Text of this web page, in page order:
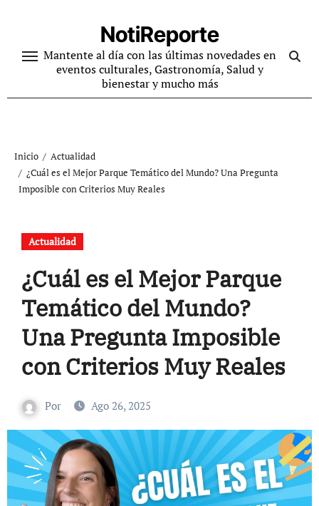
contenido
NotiReporte
Mantente al día con las últimas novedades en
eventos culturales, Gastronomía, Salud y
bienestar y mucho más
Inicio
Actualidad
¿Cuál es el Mejor Parque Temático del Mundo? Una Pregunta
Imposible con Criterios Muy Reales
Actualidad
¿Cuál es el Mejor Parque
Temático del Mundo?
Una Pregunta Imposible
con Criterios Muy Reales
Por Ago 26, 2025